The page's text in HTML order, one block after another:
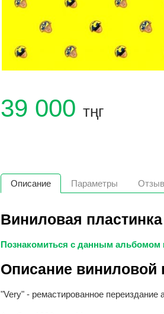
39 000 тңг
Описание Параметры
Виниловая пластинка
Познакомиться с данным альбомом
Описание виниловой
"Very" - ремастированное